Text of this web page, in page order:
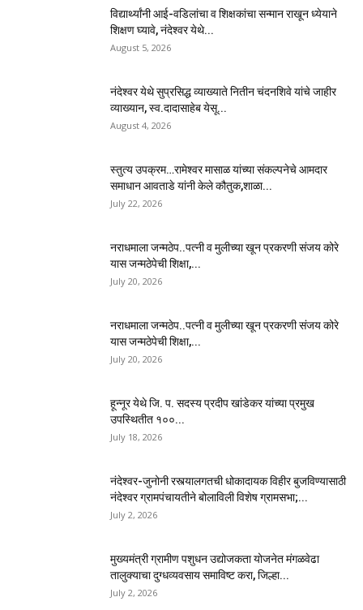
विद्यार्थ्यांनी आई-वडिलांचा व शिक्षकांचा सन्मान राखून ध्येयाने
शिक्षण घ्यावे, नंदेश्वर येथे...
August 5, 2026
नंदेश्वर येथे सुप्रसिद्ध व्याख्याते नितीन चंदनशिवे यांचे जाहीर
व्याख्यान, स्व.दादासाहेब येसू...
August 4, 2026
स्तुत्य उपक्रम…रामेश्वर मासाळ यांच्या संकल्पनेचे आमदार
समाधान आवताडे यांनी केले कौतुक,शाळा...
July 22, 2026
नराधमाला जन्मठेप..पत्नी व मुलीच्या खून प्रकरणी संजय कोरे
यास जन्मठेपेची शिक्षा,...
July 20, 2026
नराधमाला जन्मठेप..पत्नी व मुलीच्या खून प्रकरणी संजय कोरे
यास जन्मठेपेची शिक्षा,...
July 20, 2026
हून्नूर येथे जि. प. सदस्य प्रदीप खांडेकर यांच्या प्रमुख
उपस्थितीत १००...
July 18, 2026
नंदेश्वर-जुनोनी रस्त्यालगतची धोकादायक विहीर बुजविण्यासाठी
नंदेश्वर ग्रामपंचायतीने बोलाविली विशेष ग्रामसभा;...
July 2, 2026
मुख्यमंत्री ग्रामीण पशुधन उद्योजकता योजनेत मंगळवेढा
तालुक्याचा दुग्धव्यवसाय समाविष्ट करा, जिल्हा...
July 2, 2026